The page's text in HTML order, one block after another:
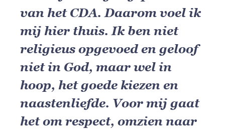
van het CDA. Daarom voel ik
mij hier thuis. Ik ben niet
religieus opgevoed en geloof
niet in God, maar wel in
hoop, het goede kiezen en
naastenliefde. Voor mij gaat
het om respect, omzien naar